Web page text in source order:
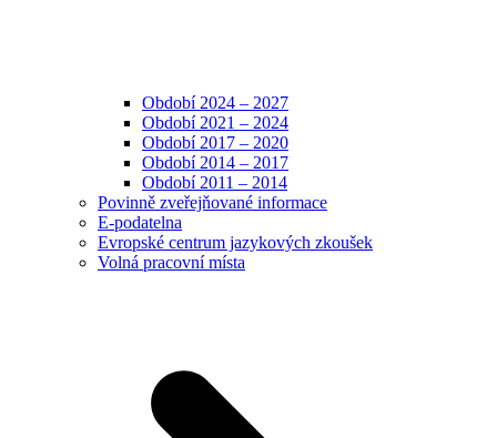
Období 2024 – 2027
Období 2021 – 2024
Období 2017 – 2020
Období 2014 – 2017
Období 2011 – 2014
Povinně zveřejňované informace
E-podatelna
Evropské centrum jazykových zkoušek
Volná pracovní místa